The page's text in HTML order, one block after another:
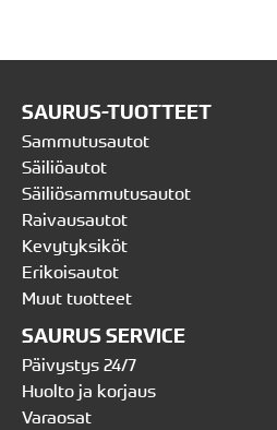
SAURUS-TUOTTEET
Sammutusautot
Säiliöautot
Säiliösammutusautot
Raivausautot
Kevytyksiköt
Erikoisautot
Muut tuotteet
SAURUS SERVICE
Päivystys 24/7
Huolto ja korjaus
Varaosat